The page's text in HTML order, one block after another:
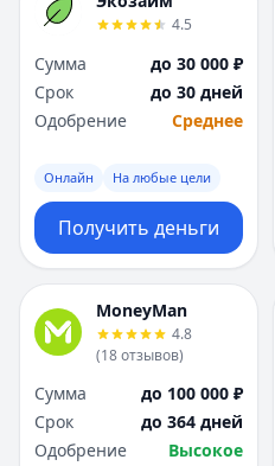
4.5
Сумма
до 30 000 ₽
Срок
до 30 дней
Одобрение
Среднее
Онлайн На любые цели
Получить деньги
MoneyMan
4.8
(18отзывов)
Сумма
до 100 000 ₽
Срок
до 364 дней
Одобрение
Высокое